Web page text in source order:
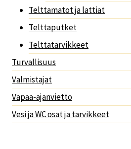
Telttamatot ja lattiat
Telttaputket
Telttatarvikkeet
Turvallisuus
Valmistajat
Vapaa-ajanvietto
Vesi ja WC osat ja tarvikkeet